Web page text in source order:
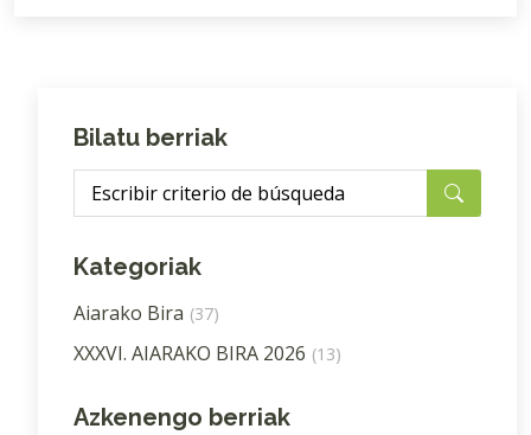
Bilatu berriak
Kategoriak
Aiarako Bira (37)
XXXVI. AIARAKO BIRA 2026 (13)
Azkenengo berriak